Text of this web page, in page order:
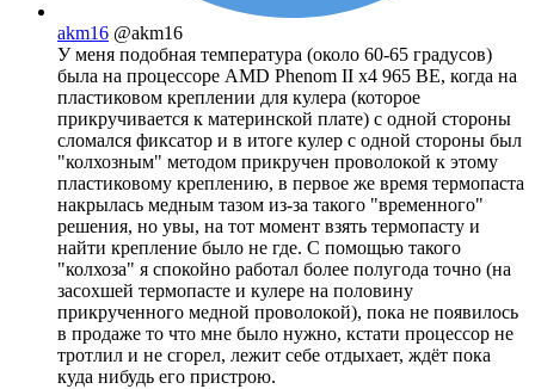
akm16 @akm16
У меня подобная температура (около 60-65 градусов)
была на процессоре AMD Phenom II x4 965 BE, когда на
пластиковом креплении для кулера (которое
прикручивается к материнской плате) с одной стороны
сломался фиксатор и в итоге кулер с одной стороны был
"колхозным" методом прикручен проволокой к этому
пластиковому креплению, в первое же время термопаста
накрылась медным тазом из-за такого "временного"
решения, но увы, на тот момент взять термопасту и
найти крепление было не где. С помощью такого
"колхоза" я спокойно работал более полугода точно (на
засохшей термопасте и кулере на половину
прикрученного медной проволокой), пока не появилось
в продаже то что мне было нужно, кстати процессор не
тротлил и не сгорел, лежит себе отдыхает, ждёт пока
куда нибудь его пристрою.